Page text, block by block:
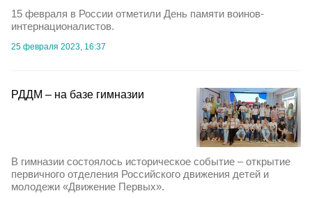
15 февраля в России отметили День памяти воинов-
интернационалистов.
25 февраля 2023, 16:37
РДДМ – на базе гимназии
В гимназии состоялось историческое событие – открытие
первичного отделения Российского движения детей и
молодежи «Движение Первых».